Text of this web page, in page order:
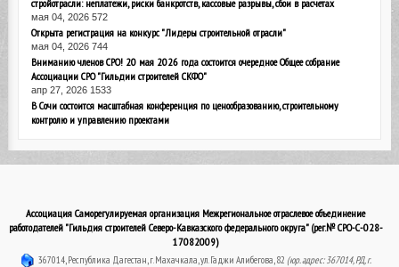
мая 04, 2026 572
Открыта регистрация на конкурс "Лидеры строительной отрасли"
мая 04, 2026 744
Вниманию членов СРО! 20 мая 2026 года состоится очередное Общее собрание
Ассоциации СРО "Гильдии строителей СКФО"
апр 27, 2026 1533
В Сочи состоится масштабная конференция по ценообразованию, строительному
контролю и управлению проектами
Ассоциация Саморегулируемая организация Межрегиональное отраслевое объединение
работодателей "Гильдия строителей Северо-Кавказского федерального округа" (рег.№ СРО-С-028-
17082009)
367014, Республика Дагестан, г. Махачкала, ул. Гаджи Алибегова, 82 (юр. адрес: 367014, РД, г.